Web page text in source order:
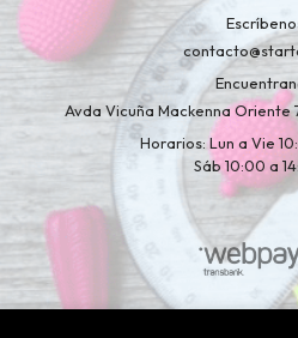
Avda Vicuña Mackenna Oriente
Horarios: Lun a Vie
Sáb 10:00 a
¿Te